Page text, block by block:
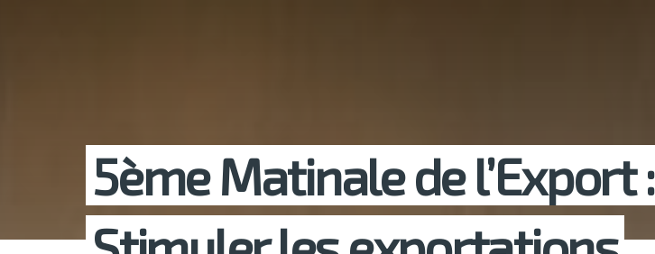
5ème Matinale de l’Export :